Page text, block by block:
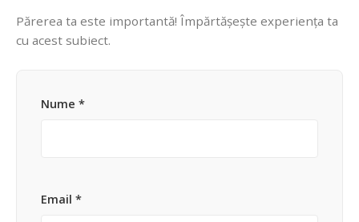
Părerea ta este importantă! Împărtășește experiența ta
cu acest subiect.
Nume *
Email *